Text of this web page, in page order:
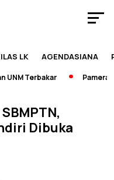
LK AGENDASIANA
Terbakar Pameran
Dibuka